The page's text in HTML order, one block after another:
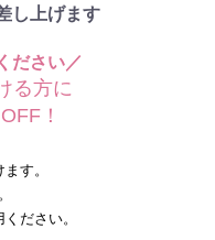
し上げます
ださい／
る方に
！
す。
ださい。